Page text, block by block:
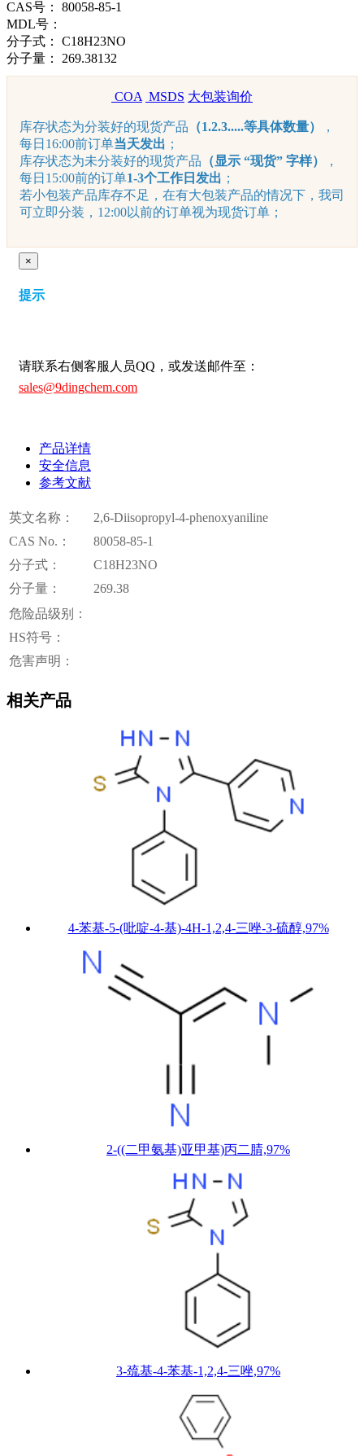
CAS号：
80058-85-1
MDL号：
分子式：
C18H23NO
分子量：
269.38132
COA MSDS 大包装询价
库存状态为分装好的现货产品 （1.2.3.....等具体数量）
，
每日16:00前订单当天发出 ；
库存状态为未分装好的现货产品 （显示 “现货” 字样）
，
每日15:00前的订单1-3个工作日发出 ；
若小包装产品库存不足，在有大包装产品的情况下，我司
可立即分装，12:00以前的订单视为现货订单；
×
提示
请联系右侧客服人员QQ，或发送邮件至：
sales@9dingchem.com
产品详情
安全信息
参考文献
英文名称：
2,6-Diisopropyl-4-phenoxyaniline
CAS No.：
80058-85-1
分子式：
C18H23NO
分子量：
269.38
危险品级别：
HS符号：
危害声明：
相关产品
4-苯基-5-(吡啶-4-基)-4H-1,2,4-三唑-3-硫醇,97%
2-((二甲氨基)亚甲基)丙二腈,97%
3-巯基-4-苯基-1,2,4-三唑,97%